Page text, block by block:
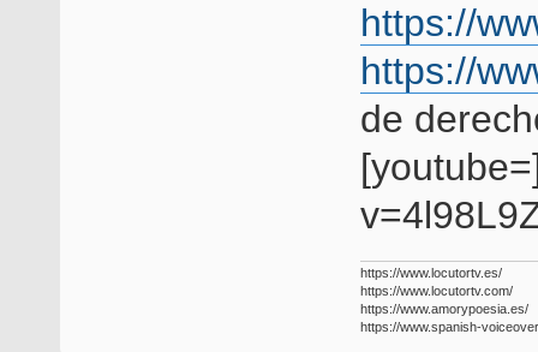
https://
https://
de
https://www.locutortv.es/
https://www.locutortv.com/
https://www.amorypoesia.es/
https://www.spanish-